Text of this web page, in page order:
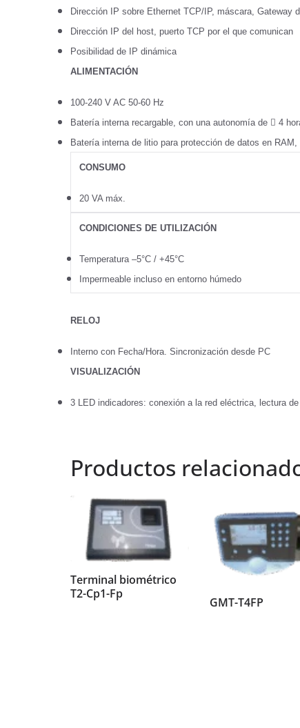
Dirección IP sobre Ethernet TCP/IP, máscara, Gateway
Dirección IP del host, puerto TCP por el que comunican
Posibilidad de IP dinámica
ALIMENTACIÓN
100-240 V AC 50-60 Hz
Batería interna recargable, con una autonomía de  4
Batería interna de litio para protección de datos en
CONSUMO
20 VA máx.
CONDICIONES DE UTILIZACIÓN
Temperatura –5°C / +45°C
Impermeable incluso en entorno húmedo
RELOJ
Interno con Fecha/Hora. Sincronización desde PC
VISUALIZACIÓN
3 LED indicadores: conexión a la red eléctrica, lectura
Productos
Terminal biométrico
T2-Cp1-Fp
GMT-T4FP